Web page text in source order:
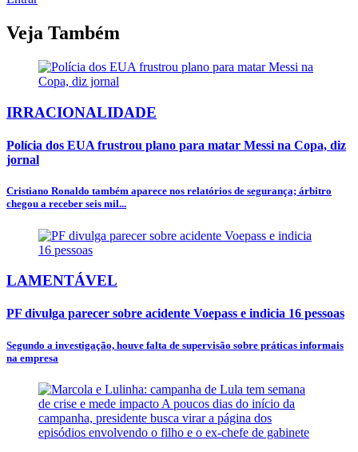
Veja Também
IRRACIONALIDADE
Polícia dos EUA frustrou plano para matar Messi na Copa, diz
jornal
Cristiano Ronaldo também aparece nos relatórios de segurança; árbitro
chegou a receber seis mil...
LAMENTÁVEL
PF divulga parecer sobre acidente Voepass e indicia 16 pessoas
Segundo a investigação, houve falta de supervisão sobre práticas informais
na empresa